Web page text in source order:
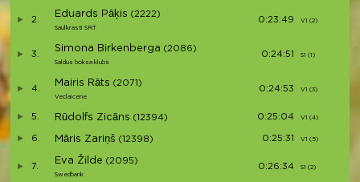
2.
Eduards Pāķis (2222)
Saulkrasti SRT
0:23:49 V1 (2)
3.
Simona Birkenberga (2086)
Saldus boksa klubs
0:24:51 S1 (1)
4.
Mairis Rāts (2071)
Veclaicene
0:24:53 V1 (3)
5. Rūdolfs Zicāns (12394) 0:25:04 V1 (4)
6. Māris Zariņš (12398) 0:25:31 V1 (5)
7.
Eva Žilde (2095)
Swedbank
0:26:34 S1 (2)